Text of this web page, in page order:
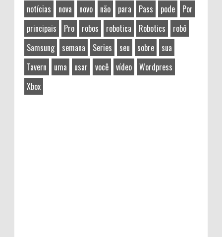
notícias
nova novo não para Pass pode
Por
principais
Pro robos robotica Robotics
robô
Samsung
semana Series seu sobre
sua
Tavern
uma usar você vídeo
Wordpress
Xbox